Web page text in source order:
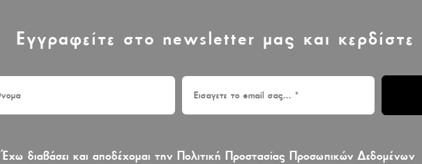
Εγγραφείτε στο newsletter μας και
Έχω διαβάσει και αποδέχομαι την Πολιτική Προστασίας Προσωπικών Δεδομένων